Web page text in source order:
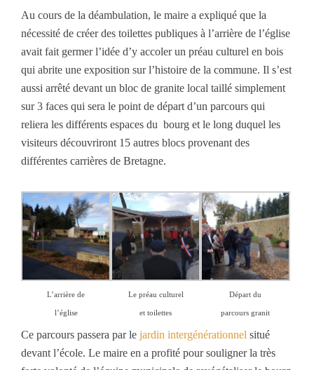
Au cours de la déambulation, le maire a expliqué que la
nécessité de créer des toilettes publiques à l’arrière de l’église
avait fait germer l’idée d’y accoler un préau culturel en bois
qui abrite une exposition sur l’histoire de la commune. Il s’est
aussi arrêté devant un bloc de granite local taillé simplement
sur 3 faces qui sera le point de départ d’un parcours qui
reliera les différents espaces du bourg et le long duquel les
visiteurs découvriront 15 autres blocs provenant des
différentes carrières de Bretagne.
L’arrière de
l’église
Le préau culturel
et toilettes
Départ du
parcours granit
Ce parcours passera par le jardin intergénérationnel situé
devant l’école. Le maire en a profité pour souligner la très